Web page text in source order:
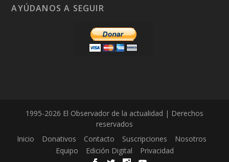
AYÚDANOS A SEGUIR
1995-2026 El Observador de la actualidad | Derechos
reservados
Inicio
Donativos Contacto Suscripciones
Nosotros
Equipo
Edición Digital Privacidad